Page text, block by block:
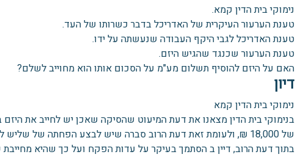
נימוקי בית הדין קמא.
טענת הערעור העיקרית של האדריכל בדבר כשרותו של העד.
טענת האדריכל לגבי היקף העבודה שנעשתה על ידו.
טענת הערעור שכנגד שהגיש היזם.
האם על היזם להוסיף תשלום מע"מ על הסכום אותו הוא מחוייב לשלם?
דיון
נימוקי בית הדין קמא
של 18,000 ₪, ולעומת זאת דעת הרוב סברה שיש לבצע הפחתה של שליש לסך 12,000 ₪.
בתוך דעת הרוב, דיין ב הסתמך בעיקר על עדות הפקח ועל כך שהיא מחייבת